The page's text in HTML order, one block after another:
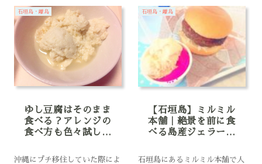
ド入力がおすすめ)、店内の雰
囲気やブッフェランチの内容を
画像つきで紹介します。プカプ
カでランチをされる方は参考に
どうぞ。
こんにちは、旅生活中の
kasumiです。本土の鹿児島よ
りも台湾の方が近い位置にある
沖縄石垣島で、約半年暮らして
きました。実際に生...
石垣島・離島
ゆし豆腐はそのまま
食べる？アレンジの
食べ方も色々試しま
沖縄にプチ移住していた際によ
石垣島・離島
【石垣島】ミルミル
本舗｜絶景を前に食
べる島産ジェラート
石垣島にあるミルミル本舗で人